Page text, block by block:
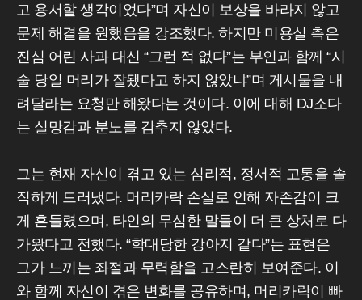
고 용서할 생각이었다”며 자신이 보상을 바라지 않고
문제 해결을 원했음을 강조했다. 하지만 미용실 측은
진심 어린 사과 대신 “그런 적 없다”는 부인과 함께 “시
술 당일 머리가 잘됐다고 하지 않았냐”며 게시물을 내
려달라는 요청만 해왔다는 것이다. 이에 대해 DJ소다
는 실망감과 분노를 감추지 않았다.
그는 현재 자신이 겪고 있는 심리적, 정서적 고통을 솔
직하게 드러냈다. 머리카락 손실로 인해 자존감이 크
게 흔들렸으며, 타인의 무심한 말들이 더 큰 상처로 다
가왔다고 전했다. “학대당한 강아지 같다”는 표현은
그가 느끼는 좌절과 무력함을 고스란히 보여준다. 이
와 함께 자신이 겪은 변화를 공유하며, 머리카락이 빠